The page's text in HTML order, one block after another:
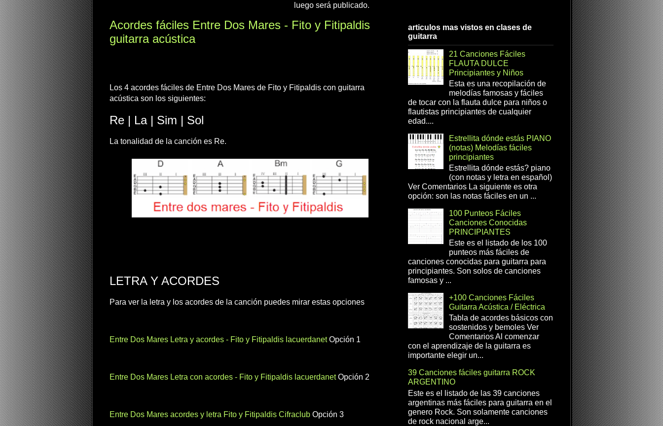
luego será publicado.
Acordes fáciles Entre Dos Mares - Fito y Fitipaldis
guitarra acústica
Los 4 acordes fáciles de Entre Dos Mares de Fito y Fitipaldis con guitarra
acústica son los siguientes:
Re | La | Sim | Sol
La tonalidad de la canción es Re.
LETRA Y ACORDES
Para ver la letra y los acordes de la canción puedes mirar estas opciones
Entre Dos Mares Letra y acordes - Fito y Fitipaldis lacuerdanetOpción 1
Entre Dos Mares Letra con acordes - Fito y Fitipaldis lacuerdanetOpción 2
Entre Dos Mares acordes y letra Fito y Fitipaldis Cifraclub Opción 3
articulos mas vistos en clases de
guitarra
21 Canciones Fáciles
FLAUTA DULCE
Principiantes y Niños
Esta es una recopilación de
melodías famosas y fáciles
de tocar con la flauta dulce para niños o
flautistas principiantes de cualquier
edad....
Estrellita dónde estás PIANO
(notas) Melodías fáciles
principiantes
Estrellita dónde estás? piano
(con notas y letra en español)
Ver Comentarios La siguiente es otra
opción: son las notas fáciles en un ...
100 Punteos Fáciles
Canciones Conocidas
PRINCIPIANTES
Este es el listado de los 100
punteos más fáciles de
canciones conocidas para guitarra para
principiantes. Son solos de canciones
famosas y ...
+100 Canciones Fáciles
Guitarra Acústica / Eléctrica
Tabla de acordes básicos con
sostenidos y bemoles Ver
Comentarios Al comenzar
con el aprendizaje de la guitarra es
importante elegir un...
39 Canciones fáciles guitarra ROCK
ARGENTINO
Este es el listado de las 39 canciones
argentinas más fáciles para guitarra en el
genero Rock. Son solamente canciones
de rock nacional arge...